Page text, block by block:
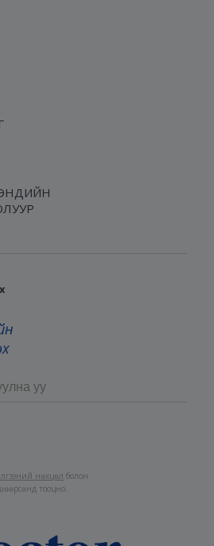
нөхцөл болон
тооцно.